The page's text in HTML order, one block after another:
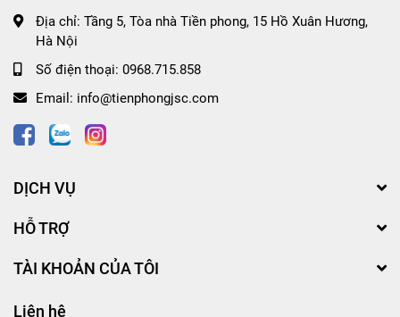
Địa chỉ: Tầng 5, Tòa nhà Tiền phong, 15 Hồ Xuân Hương,
Hà Nội
Số điện thoại: 0968.715.858
Email: info@tienphongjsc.com
DỊCH VỤ
HỖ TRỢ
TÀI KHOẢN CỦA TÔI
Liên hệ